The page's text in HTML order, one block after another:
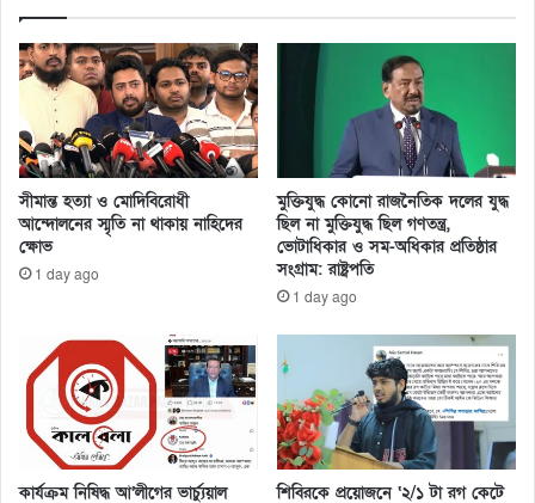
সীমান্ত হত্যা ও মোদিবিরোধী
আন্দোলনের স্মৃতি না থাকায় নাহিদের
ক্ষোভ
1 day ago
মুক্তিযুদ্ধ কোনো রাজনৈতিক দলের যুদ্ধ
ছিল না মুক্তিযুদ্ধ ছিল গণতন্ত্র,
ভোটাধিকার ও সম-অধিকার প্রতিষ্ঠার
সংগ্রাম: রাষ্ট্রপতি
1 day ago
কার্যক্রম নিষিদ্ধ আ’লীগের ভার্চ্যুয়াল শিবিরকে প্রয়োজনে ‘২/১ টা রগ কেটে